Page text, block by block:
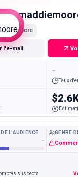
Macro
l'e-mail
-
Taux
L'AUDIENCE
-
GENRE
suspects